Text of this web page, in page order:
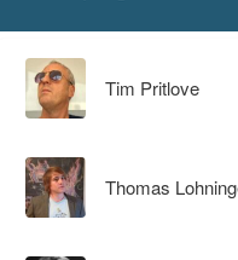
Tim Pritlove
Thomas